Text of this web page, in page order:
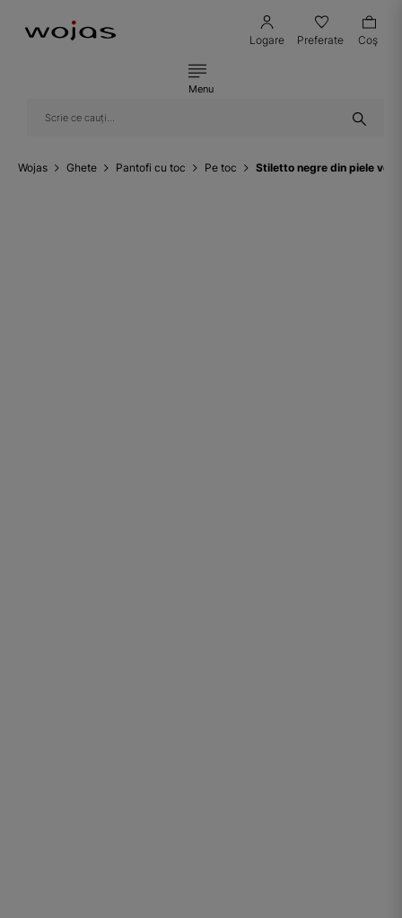
Logare Preferate Coş
Menu
Wojas Ghete Pantofi cu toc Pe toc Stiletto negre din piele